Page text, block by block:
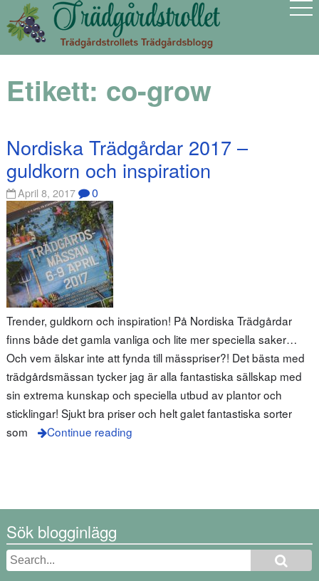
Etikett: co-grow
Nordiska Trädgårdar 2017 –
guldkorn och inspiration
April 8, 2017 0
Trender, guldkorn och inspiration! På Nordiska Trädgårdar
finns både det gamla vanliga och lite mer speciella saker…
Och vem älskar inte att fynda till mässpriser?! Det bästa med
trädgårdsmässan tycker jag är alla fantastiska sällskap med
sin extrema kunskap och speciella utbud av plantor och
sticklingar! Sjukt bra priser och helt galet fantastiska sorter
som
Continue reading
Sök blogginlägg